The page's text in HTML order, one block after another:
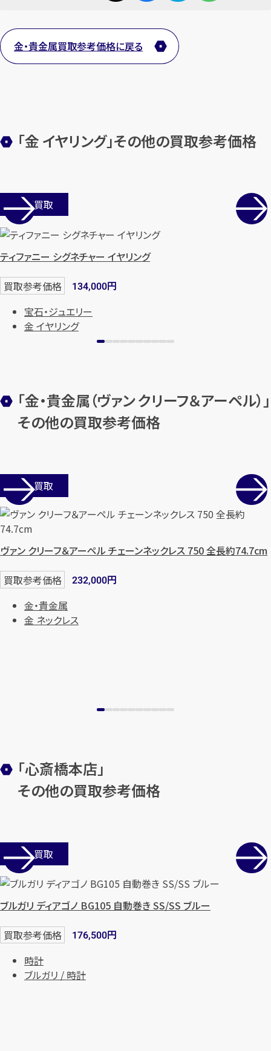
します
【総合受付】24時間・年中無休(年末年
金・貴金属買取参考価格に戻る
「金 イヤリング」その他の買取参考価格
店舗買取
ティファニー シグネチャー イヤリング
買取参考価格 134,000円
宝石・ジュエリー
金 イヤリング
「金・貴金属（ヴァン クリーフ＆アーペル）」
その他の買取参考価格
店舗買取
ヴァン クリーフ＆アーペル チェーンネックレス 750 全長約74.7cm
買取参考価格 232,000円
金・貴金属
金 ネックレス
「心斎橋本店」
その他の買取参考価格
店舗買取
ブルガリ ディアゴノ BG105 自動巻き SS/SS ブルー
買取参考価格 176,500円
時計
ブルガリ / 時計